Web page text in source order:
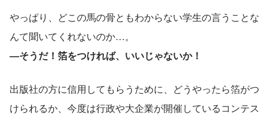
やっぱり、どこの馬の骨ともわからない学生の言うことな
んて聞いてくれないのか…。
―そうだ！箔をつければ、いいじゃないか！
出版社の方に信用してもらうために、どうやったら箔がつ
けられるか、今度は行政や大企業が開催しているコンテス